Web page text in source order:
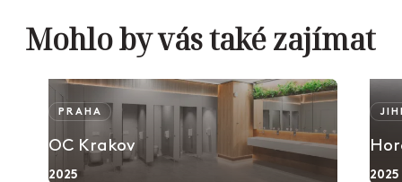
Mohlo by vás také zajímat
OC Krakov
2025
PRAHA
2025